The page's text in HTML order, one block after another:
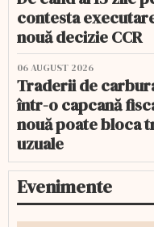
contesta
nouă decizie CCR
06 AUGUST 2026
Traderii de
într-o capcană
nouă poate bloca
uzuale
Evenimente